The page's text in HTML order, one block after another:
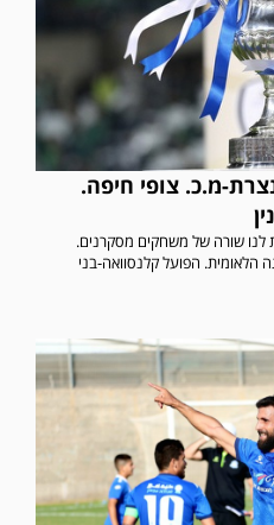
מ.כ. צופי חיפה.
לנו שורה של משחקים מסקרנים.
הלאומית. הפועל קלנסוואה-בני